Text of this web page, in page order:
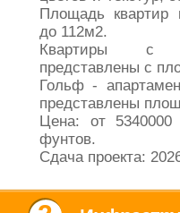
Квартиры с
представлены с
Гольф -
представлены
Цена: от 5340000
фунтов.
Сдача проекта: 2026
2